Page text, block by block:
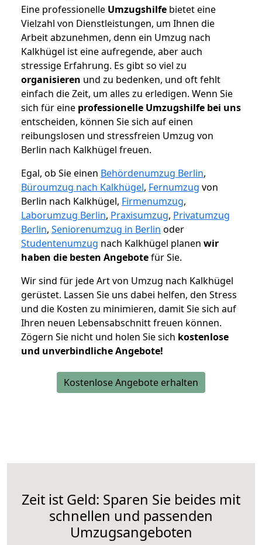
Eine professionelle Umzugshilfe bietet eine
Vielzahl von Dienstleistungen, um Ihnen die
Arbeit abzunehmen, denn ein Umzug nach
Kalkhügel ist eine aufregende, aber auch
stressige Erfahrung. Es gibt so viel zu
organisieren und zu bedenken, und oft fehlt
einfach die Zeit, um alles zu erledigen. Wenn Sie
sich für eine professionelle Umzugshilfe bei uns
entscheiden, können Sie sich auf einen
reibungslosen und stressfreien Umzug von
Berlin nach Kalkhügel freuen.
Egal, ob Sie einen Behördenumzug Berlin,
Büroumzug nach Kalkhügel, Fernumzug von
Berlin nach Kalkhügel, Firmenumzug,
Laborumzug Berlin, Praxisumzug, Privatumzug
Berlin, Seniorenumzug in Berlin oder
Studentenumzug nach Kalkhügel planen wir
haben die besten Angebotefür Sie.
Wir sind für jede Art von Umzug nach Kalkhügel
gerüstet. Lassen Sie uns dabei helfen, den Stress
und die Kosten zu minimieren, damit Sie sich auf
Ihren neuen Lebensabschnitt freuen können.
Zögern Sie nicht und holen Sie sich kostenlose
und unverbindliche Angebote!
Kostenlose Angebote erhalten
Zeit ist Geld: Sparen Sie beides mit
schnellen und passenden
Umzugsangeboten